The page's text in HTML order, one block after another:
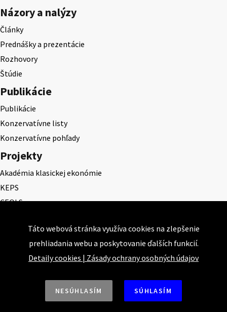
Názory a nalýzy
Články
Prednášky a prezentácie
Rozhovory
Štúdie
Publikácie
Publikácie
Konzervatívne listy
Konzervatívne pohľady
Projekty
Akadémia klasickej ekonómie
KEPS
CEQLS
Cena Ernesta Valka
Študentská esej
Deň daňového odbremenenia
Táto webová stránka využíva cookies na zlepšenie
prehliadania webu a poskytovanie ďalších funkcií.
Detaily cookies | Zásady ochrany osobných údajov
NESÚHLASÍM SÚHLASÍM